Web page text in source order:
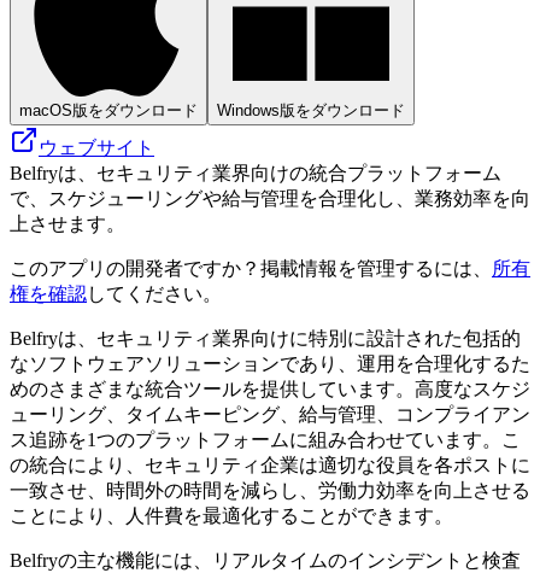
macOS版をダウンロード Windows版をダウンロード
ウェブサイト
Belfryは、セキュリティ業界向けの統合プラットフォーム
で、スケジューリングや給与管理を合理化し、業務効率を向
上させます。
このアプリの開発者ですか？掲載情報を管理するには、
所有
権を確認してください。
Belfryは、セキュリティ業界向けに特別に設計された包括的
なソフトウェアソリューションであり、運用を合理化するた
めのさまざまな統合ツールを提供しています。高度なスケジ
ューリング、タイムキーピング、給与管理、コンプライアン
ス追跡を1つのプラットフォームに組み合わせています。こ
の統合により、セキュリティ企業は適切な役員を各ポストに
一致させ、時間外の時間を減らし、労働力効率を向上させる
ことにより、人件費を最適化することができます。
Belfryの主な機能には、リアルタイムのインシデントと検査